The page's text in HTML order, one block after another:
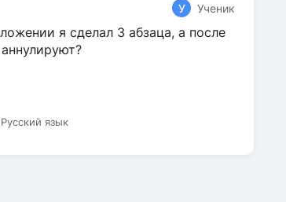
У Ученик
я сделал 3 абзаца, а после
язык